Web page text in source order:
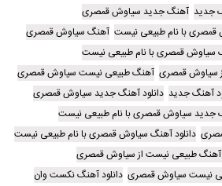
جدید آهنگ جدید سیاوش قمصری
با نام طبیعی نیست آهنگ سیاوش قمصری
سیاوش قمصری با نام طبیعی نیست
سیاوش قمصری آهنگ طبیعی نیست سیاوش قمصری
آهنگ جدید دانلود آهنگ جدید سیاوش قمصری
جدید سیاوش قمصری با نام طبیعی نیست
دانلود آهنگ سیاوش قمصری با نام طبیعی نیست
آهنگ طبیعی نیست از سیاوش قمصری
نیست سیاوش قمصری دانلود آهنگ نکست وان